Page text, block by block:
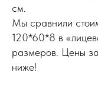
см.
Мы сравнили
120*60*8 в
размеров. Цены
ниже!